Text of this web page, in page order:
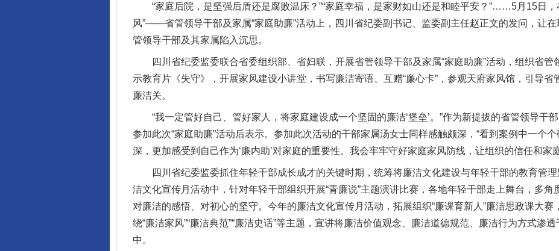
“家庭后院，是坚强后盾还是腐败温床？”“家庭幸福，是家财如山还是和睦平安？”……5月15日，
风”——省管领导干部及家属“家庭助廉”活动上，四川省纪委副书记、监委副主任赵正文的发问，让
管领导干部及其家属陷入沉思。
四川省纪委监委联合省委组织部、省妇联，开展省管领导干部及家属“家庭助廉”活动，组织省管
示教育片《失守》，开展家风建设小讲堂，书写廉洁寄语、互赠“廉心卡”，参观天府家风馆，引导
廉洁关。
“我一定管好自己、管好家人，将家庭建设成一个坚固的廉洁‘堡垒’。”作为新提拔的省管领导干
参加此次“家庭助廉”活动后表示。参加此次活动的干部家属汤女士同样感触颇深，“看到案例中一个
深，更加感受到自己作为‘廉内助’对家庭的重要性。我会牢牢守好家庭家风防线，让组织的信任和家
四川省纪委监委抓住年轻干部成长成才的关键时期，统筹将廉洁文化建设与年轻干部的教育管理
洁文化宣传月活动中，针对年轻干部组织开展“青廉说”主题演讲比赛，各地年轻干部走上舞台，多角
对廉洁的感悟、对初心的坚守。今年的廉洁文化宣传月活动，拓展组织“廉课育新人”廉洁思政课大赛
绕“廉洁家风”“廉洁典范”“廉洁史话”等主题，宣讲将廉洁价值观念、廉洁道德规范、廉洁行为方式渗
中。